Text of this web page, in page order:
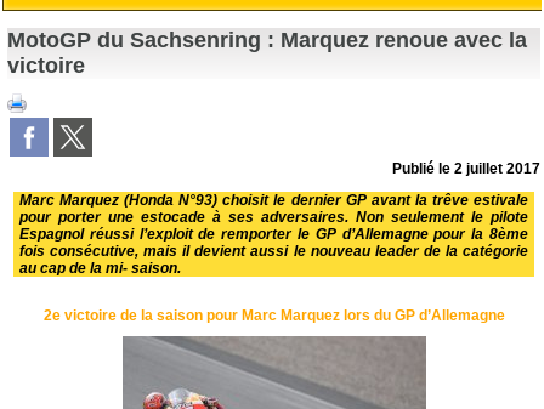
MotoGP du Sachsenring : Marquez renoue avec la
victoire
Publié le2 juillet 2017
Marc Marquez (Honda N°93) choisit le dernier GP avant la trêve estivale
pour porter une estocade à ses adversaires. Non seulement le pilote
Espagnol réussi l’exploit de remporter le GP d’Allemagne pour la 8ème
fois consécutive, mais il devient aussi le nouveau leader de la catégorie
au cap de la mi- saison.
2e victoire de la saison pour Marc Marquez lors du GP d’Allemagne